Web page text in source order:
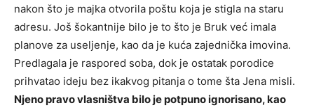
nakon što je majka otvorila poštu koja je stigla na staru
adresu. Još šokantnije bilo je to što je Bruk već imala
planove za useljenje, kao da je kuća zajednička imovina.
Predlagala je raspored soba, dok je ostatak porodice
prihvatao ideju bez ikakvog pitanja o tome šta Jena misli.
Njeno pravo vlasništva bilo je potpuno ignorisano, kao